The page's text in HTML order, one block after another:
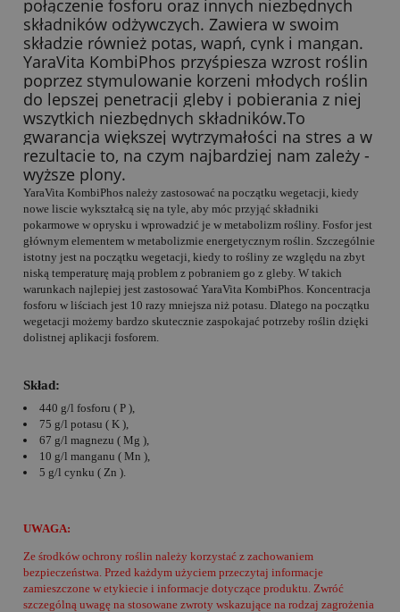
połączenie fosforu oraz innych niezbędnych
składników odżywczych. Zawiera w swoim
składzie również potas, wapń, cynk i mangan.
YaraVita KombiPhos przyśpiesza wzrost roślin
poprzez stymulowanie korzeni młodych roślin
do lepszej penetracji gleby i pobierania z niej
wszytkich niezbędnych składników.To
gwarancja większej wytrzymałości na stres a w
rezultacie to, na czym najbardziej nam zależy -
wyższe plony.
YaraVita KombiPhos należy zastosować na początku wegetacji, kiedy
nowe liscie wykształcą się na tyle, aby móc przyjąć składniki
pokarmowe w oprysku i wprowadzić je w metabolizm rośliny. Fosfor jest
głównym elementem w metabolizmie energetycznym roślin. Szczególnie
istotny jest na początku wegetacji, kiedy to rośliny ze względu na zbyt
niską temperaturę mają problem z pobraniem go z gleby. W takich
warunkach najlepiej jest zastosować YaraVita KombiPhos. Koncentracja
fosforu w liściach jest 10 razy mniejsza niż potasu. Dlatego na początku
wegetacji możemy bardzo skutecznie zaspokajać potrzeby roślin dzięki
dolistnej aplikacji fosforem.
Skład:
440 g/l fosforu ( P ),
75 g/l potasu ( K ),
67 g/l magnezu ( Mg ),
10 g/l manganu ( Mn ),
5 g/l cynku ( Zn ).
UWAGA:
Ze środków ochrony roślin należy korzystać z zachowaniem
bezpieczeństwa. Przed każdym użyciem przeczytaj informacje
zamieszczone w etykiecie i informacje dotyczące produktu. Zwróć
szczególną uwagę na stosowane zwroty wskazujące na rodzaj zagrożenia